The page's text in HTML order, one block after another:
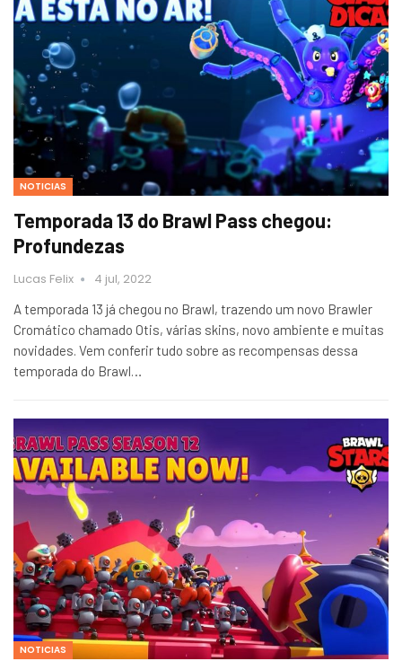
NOTICIAS
Temporada 13 do Brawl Pass chegou:
Profundezas
Lucas Felix 4 jul, 2022
A temporada 13 já chegou no Brawl, trazendo um novo Brawler
Cromático chamado Otis, várias skins, novo ambiente e muitas
novidades. Vem conferir tudo sobre as recompensas dessa
temporada do Brawl…
NOTICIAS